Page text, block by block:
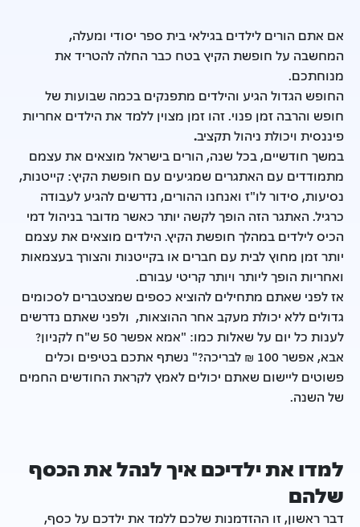
אם אתם הורים לילדים בגילאי בית ספר יסודי ומעלה,
המחשבה על חופשת הקיץ בטח כבר החלה להטריד את
מנוחתכם.
החופש הגדול הגיע והילדים מתפנקים בכמה שבועות של
חופש והרבה זמן פנוי. זהו זמן מצוין ללמד את הילדים אחריות
פיננסית ויכולת ניהול תקציב.
במשך חודשיים, בכל שנה, הורים בישראל מוצאים את עצמם
מתמודדים עם האתגרים שמגיעים עם חופשת הקיץ: קייטנות,
נסיעות, סידור לו"ז ואנחנו ההורים, נדרשים להגיע לעבודה
כרגיל. האתגר הזה הופך לקשה יותר כאשר מדובר בניהול דמי
הכיס לילדים במהלך חופשת הקיץ. הילדים מוצאים את עצמם
יותר זמן מחוץ לבית עם חברים או בקייטנות והצורך בעצמאות
ואחריות הופך ליותר ויותר קריטי עבורם.
אז לפני שאתם מתחילים להוציא כספים שמצטברים לסכומים
גדולים ללא יכולת מעקב אחר ההוצאות, ולפני שאתם נדרשים
לענות כל יום על שאלות כמו: "אמא אפשר 50 ש"ח לקניון?
אבא, אפשר 100 ₪ לבריכה?" נשתף אתכם בטיפים וכלים
פשוטים ליישום שאתם יכולים לאמץ לקראת החודשים החמים
של השנה.
למדו את ילדיכם איך לנהל את הכסף
שלהם
דבר ראשון, זו ההזדמנות שלכם ללמד את ילדכם על כסף,